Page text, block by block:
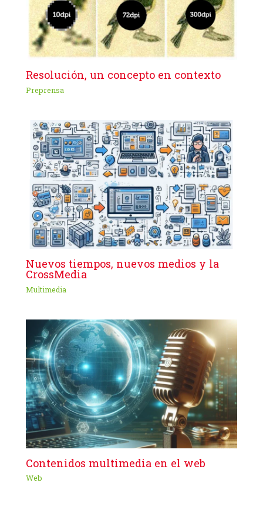
Resolución, un concepto en contexto
Preprensa
Nuevos tiempos, nuevos medios y la
CrossMedia
Multimedia
Contenidos multimedia en el web
Web